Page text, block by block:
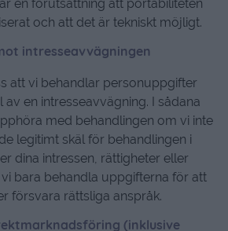
en förutsättning att portabiliteten
och att det är tekniskt möjligt.
intresseavvägningen
att vi behandlar personuppgifter
en intresseavvägning. I sådana
med behandlingen om vi inte
legitimt skäl för behandlingen i
dina intressen, rättigheter eller
vi bara behandla uppgifterna för att
försvara rättsliga anspråk.
(inklusive